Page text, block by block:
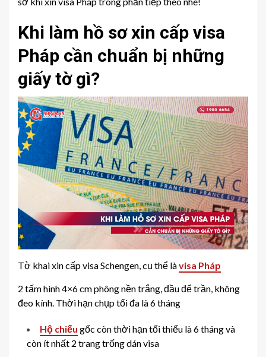
Khi làm hồ sơ xin cấp visa
Pháp cần chuẩn bị những
giấy tờ gì?
Tờ khai xin cấp visa Schengen, cụ thể làvisa Pháp
2 tấm hình 4×6 cm phông nền trắng, đầu để trần, không
đeo kính. Thời hạn chụp tối đa là 6 tháng
Hộ chiếu gốc còn thời hạn tối thiểu là 6 tháng và
còn ít nhất 2 trang trống dán visa